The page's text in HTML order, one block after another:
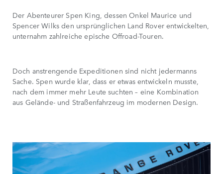
Der Abenteurer Spen King, dessen Onkel Maurice und
Spencer Wilks den ursprünglichen Land Rover entwickelten,
unternahm zahlreiche epische Offroad-Touren.
Doch anstrengende Expeditionen sind nicht jedermanns
Sache. Spen wurde klar, dass er etwas entwickeln musste,
nach dem immer mehr Leute suchten – eine Kombination
aus Gelände- und Straßenfahrzeug im modernen Design.